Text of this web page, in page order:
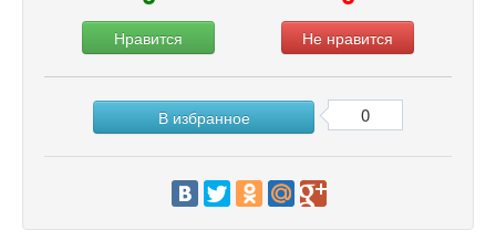
Нравится Не нравится
В избранное 0